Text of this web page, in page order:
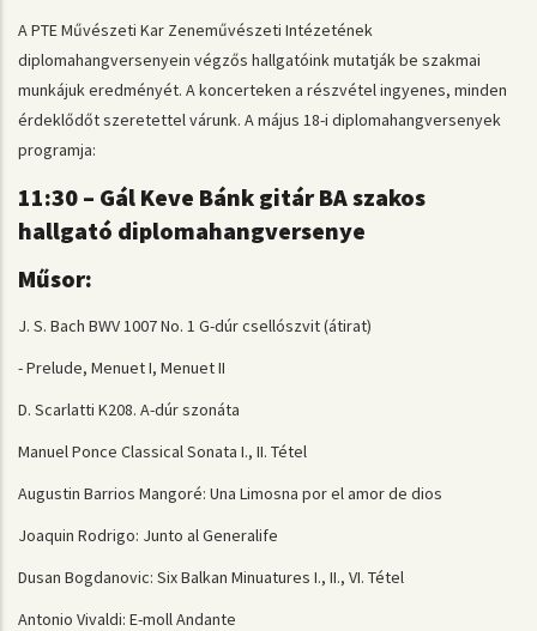
A PTE Művészeti Kar Zeneművészeti Intézetének
diplomahangversenyein végzős hallgatóink mutatják be szakmai
munkájuk eredményét. A koncerteken a részvétel ingyenes, minden
érdeklődőt szeretettel várunk. A május 18-i diplomahangversenyek
programja:
11:30 – Gál Keve Bánk gitár BA szakos
hallgató diplomahangversenye
Műsor:
J. S. Bach BWV 1007 No. 1 G-dúr csellószvit (átirat)
- Prelude, Menuet I, Menuet II
D. Scarlatti K208. A-dúr szonáta
Manuel Ponce Classical Sonata I., II. Tétel
Augustin Barrios Mangoré: Una Limosna por el amor de dios
Joaquin Rodrigo: Junto al Generalife
Dusan Bogdanovic: Six Balkan Minuatures I., II., VI. Tétel
Antonio Vivaldi: E-moll Andante